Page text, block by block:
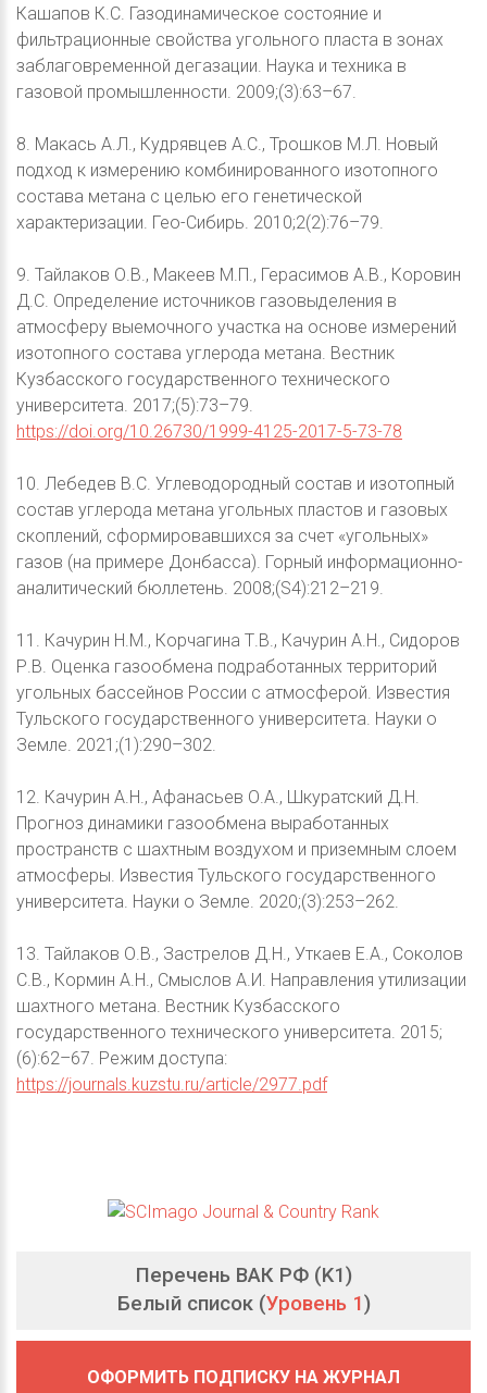
Кашапов К.С. Газодинамическое состояние и
фильтрационные свойства угольного пласта в зонах
заблаговременной дегазации. Наука и техника в
газовой промышленности. 2009;(3):63–67.
8. Макась А.Л., Кудрявцев А.С., Трошков М.Л. Новый
подход к измерению комбинированного изотопного
состава метана с целью его генетической
характеризации. Гео-Сибирь. 2010;2(2):76–79.
9. Тайлаков О.В., Макеев М.П., Герасимов А.В., Коровин
Д.С. Определение источников газовыделения в
атмосферу выемочного участка на основе измерений
изотопного состава углерода метана. Вестник
Кузбасского государственного технического
университета. 2017;(5):73–79.
https://doi.org/10.26730/1999-4125-2017-5-73-78
10. Лебедев В.С. Углеводородный состав и изотопный
состав углерода метана угольных пластов и газовых
скоплений, сформировавшихся за счет «угольных»
газов (на примере Донбасса). Горный информационно-
аналитический бюллетень. 2008;(S4):212–219.
11. Качурин Н.М., Корчагина Т.В., Качурин А.Н., Сидоров
Р.В. Оценка газообмена подработанных территорий
угольных бассейнов России с атмосферой. Известия
Тульского государственного университета. Науки о
Земле. 2021;(1):290–302.
12. Качурин А.Н., Афанасьев О.А., Шкуратский Д.Н.
Прогноз динамики газообмена выработанных
пространств с шахтным воздухом и приземным слоем
атмосферы. Известия Тульского государственного
университета. Науки о Земле. 2020;(3):253–262.
13. Тайлаков О.В., Застрелов Д.Н., Уткаев Е.А., Соколов
С.В., Кормин А.Н., Смыслов А.И. Направления утилизации
шахтного метана. Вестник Кузбасского
государственного технического университета. 2015;
(6):62–67. Режим доступа:
https://journals.kuzstu.ru/article/2977.pdf
Перечень ВАК РФ (K1)
Белый список (Уровень 1)
ОФОРМИТЬ ПОДПИСКУ НА ЖУРНАЛ